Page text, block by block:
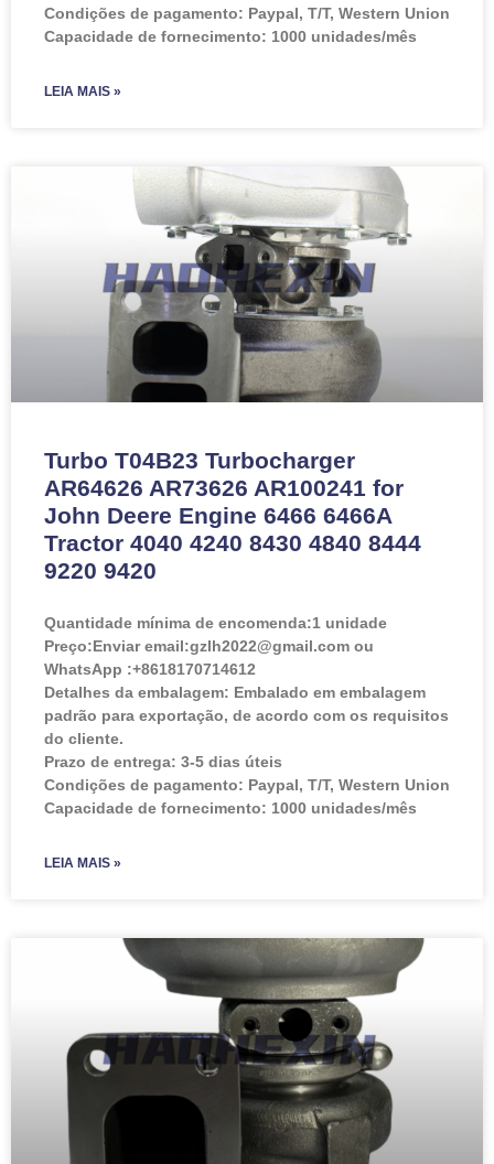
Condições de pagamento: Paypal, T/T, Western Union
Capacidade de fornecimento: 1000 unidades/mês
LEIA MAIS »
Turbo T04B23 Turbocharger
AR64626 AR73626 AR100241 for
John Deere Engine 6466 6466A
Tractor 4040 4240 8430 4840 8444
9220 9420
Quantidade mínima de encomenda:1 unidade
Preço:Enviar email:gzlh2022@gmail.com ou
WhatsApp :+8618170714612
Detalhes da embalagem: Embalado em embalagem
padrão para exportação, de acordo com os requisitos
do cliente.
Prazo de entrega: 3-5 dias úteis
Condições de pagamento: Paypal, T/T, Western Union
Capacidade de fornecimento: 1000 unidades/mês
LEIA MAIS »